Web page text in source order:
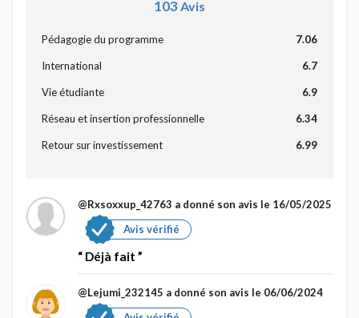
103Avis
Pédagogie du programme 7.06
International 6.7
Vie étudiante 6.9
Réseau et insertion professionnelle 6.34
Retour sur investissement 6.99
@Rxsoxxup_42763 a donné son avis le 16/05/2025
Avis vérifié
Déjà fait
@Lejumi_232145 a donné son avis le 06/06/2024